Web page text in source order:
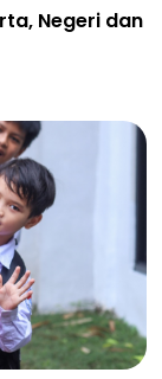
Negeri dan